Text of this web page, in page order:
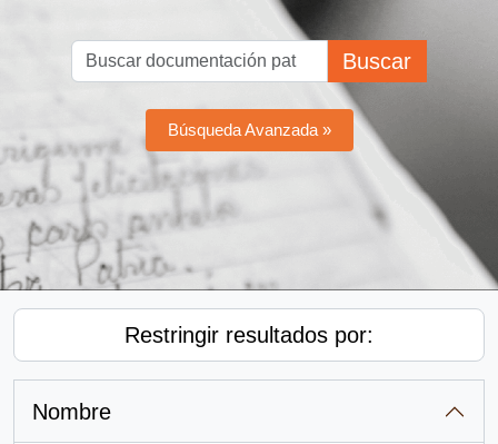
Buscar
Búsqueda Avanzada »
Restringir resultados por:
Nombre